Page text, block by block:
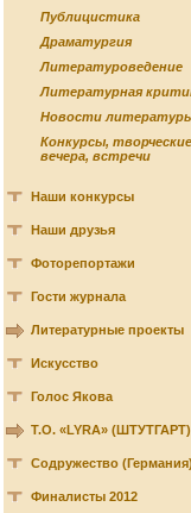
Публицистика
Драматургия
Литературоведение
Литературная
Новости
Конкурсы, творческие
вечера, встречи
Наши конкурсы
Наши друзья
Фоторепортажи
Гости журнала
Литературные проекты
Искусство
Голос Якова
Т.О. «LYRA» (ШТУТГАРТ)
Содружество (Германия)
Финалисты 2012